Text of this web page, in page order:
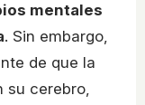
mentales
. Sin embargo,
de que la
su cerebro,